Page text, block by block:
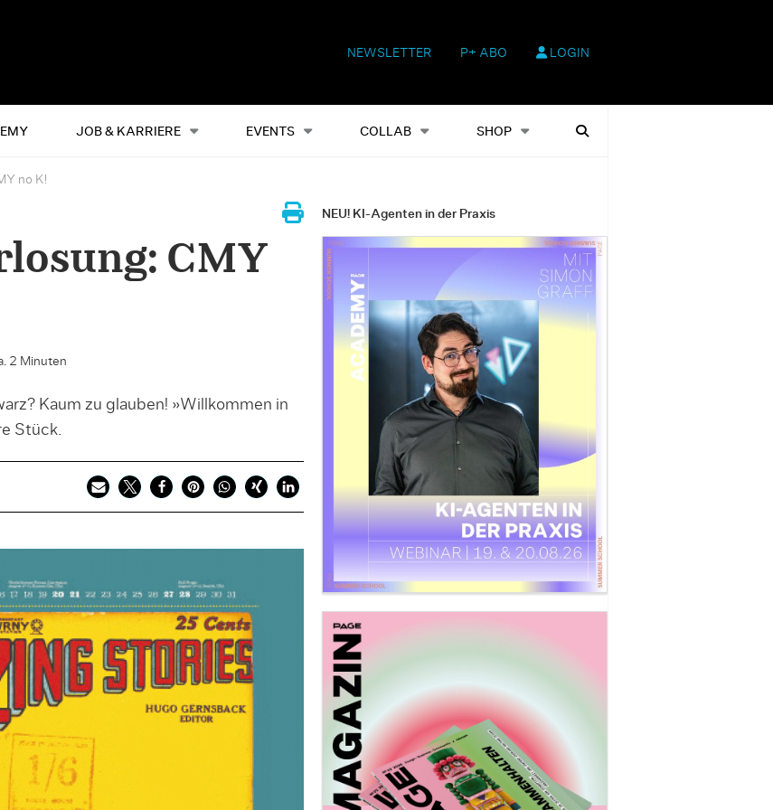
NEWSLETTER P+ ABO LOGIN
JOB & KARRIERE EVENTS COLLAB SHOP
Alles Events Shop Heftausgaben Suchen
no K!
CMY
2 Minuten
Kaum zu glauben! »Willkommen in
Stück.
NEU! KI-Agenten in der Praxis